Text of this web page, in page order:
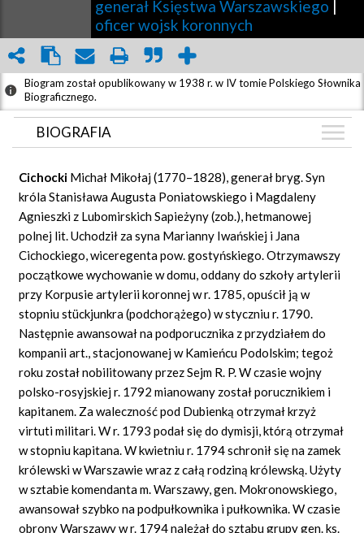
generał Księstwa Warszawskiego |
oficer wojsk koronnych
Biogram został opublikowany w 1938 r. w IV tomie Polskiego Słownika
Biograficznego.
BIOGRAFIA
GRAF POWIĄZAŃ
DYSKUSJA
Mapa
Cichocki Michał Mikołaj (1770–1828), generał bryg. Syn
króla Stanisława Augusta Poniatowskiego i Magdaleny
Agnieszki z Lubomirskich Sapieżyny (zob.), hetmanowej
polnej lit. Uchodził za syna Marianny Iwańskiej i Jana
Cichockiego, wiceregenta pow. gostyńskiego. Otrzymawszy
początkowe wychowanie w domu, oddany do szkoły artylerii
przy Korpusie artylerii koronnej w r. 1785, opuścił ją w
stopniu stückjunkra (podchorążego) w styczniu r. 1790.
Następnie awansował na podporucznika z przydziałem do
kompanii art., stacjonowanej w Kamieńcu Podolskim; tegoż
roku został nobilitowany przez Sejm R. P. W czasie wojny
polsko-rosyjskiej r. 1792 mianowany został porucznikiem i
kapitanem. Za waleczność pod Dubienką otrzymał krzyż
virtuti militari. W r. 1793 podał się do dymisji, którą otrzymał
w stopniu kapitana. W kwietniu r. 1794 schronił się na zamek
królewski w Warszawie wraz z całą rodziną królewską. Użyty
w sztabie komendanta m. Warszawy, gen. Mokronowskiego,
awansował szybko na podpułkownika i pułkownika. W czasie
obrony Warszawy w r. 1794 należał do sztabu grupy gen. ks.